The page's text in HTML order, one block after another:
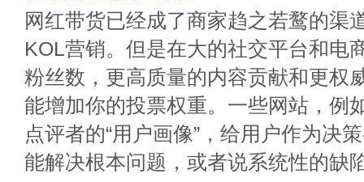
网红带货已经成了商家趋之若鹜的渠
KOL营销。但是在大的社交平台和电
粉丝数，更高质量的内容贡献和更权
能增加你的投票权重。一些网站，例
点评者的“用户画像”，给用户作为决
能解决根本问题，或者说系统性的缺